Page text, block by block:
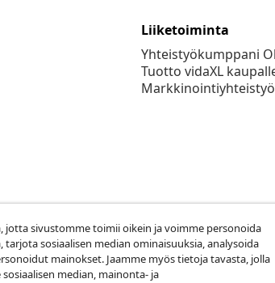
Liiketoiminta
Yhteistyökumppani
Tuotto vidaXL
jotta sivustomme toimii oikein ja voimme personoida
tarjota sosiaalisen median ominaisuuksia, analysoida
mainokset. Jaamme myös tietoja tavasta, jolla
median, mainonta- ja